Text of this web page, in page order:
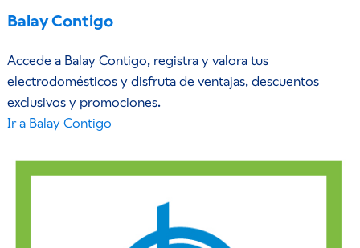
Balay Contigo
Accede a Balay Contigo, registra y valora tus
electrodomésticos y disfruta de ventajas, descuentos
exclusivos y promociones.
Ir a Balay Contigo